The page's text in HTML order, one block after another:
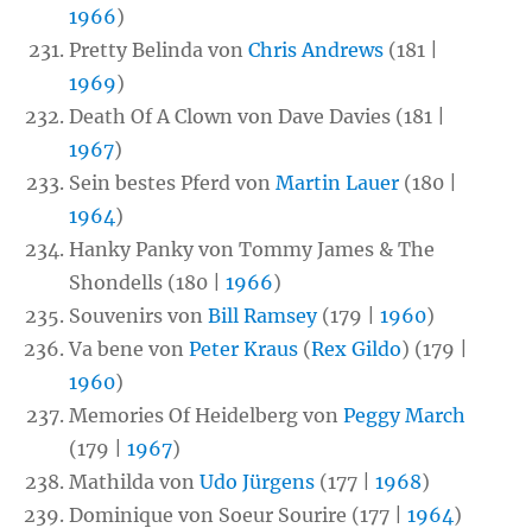
1966)
Pretty Belinda vonChris Andrews (181 |
1969)
Death Of A Clown von Dave Davies (181 |
1967)
Sein bestes Pferd vonMartin Lauer (180 |
1964)
Hanky Panky von Tommy James & The
Shondells (180 |1966)
Souvenirs vonBill Ramsey(179 |1960)
Va bene vonPeter Kraus (Rex Gildo) (179 |
1960)
Memories Of Heidelberg vonPeggy March
(179 |1967)
Mathilda vonUdo Jürgens (177 |1968)
Dominique von Soeur Sourire (177 |1964)